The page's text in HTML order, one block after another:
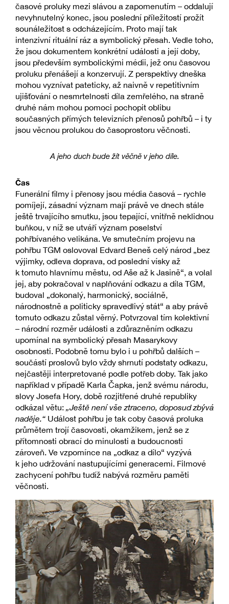
časové proluky mezi slávou a zapomenutím – oddalují
nevyhnutelný konec, jsou poslední příležitostí prožít
sounáležitost s odcházejícím. Proto mají tak
intenzivní rituální ráz a symbolický přesah. Vedle toho,
že jsou dokumentem konkrétní události a její doby,
jsou především symbolickými médii, jež onu časovou
proluku přenášejí a konzervují. Z perspektivy dneška
mohou vyznívat pateticky, až naivně v repetitivním
ujišťování o nesmrtelnosti díla zemřelého, na straně
druhé nám mohou pomoci pochopit oblibu
současných přímých televizních přenosů pohřbů – i ty
jsou věcnou prolukou do časoprostoru věčnosti.
A jeho duch bude žít věčně v jeho díle.
Čas
Funerální filmy i přenosy jsou média časová – rychle
pomíjejí, zásadní význam mají právě ve dnech stále
ještě trvajícího smutku, jsou tepající, vnitřně neklidnou
buňkou, v níž se utváří význam poselství
pohřbívaného velikána. Ve smutečním projevu na
pohřbu TGM oslovoval Edvard Beneš celý národ „bez
výjimky, odleva doprava, od poslední vísky až
k tomuto hlavnímu městu, od Aše až k Jasině“, a volal
jej, aby pokračoval v naplňování odkazu a díla TGM,
budoval „dokonalý, harmonický, sociálně,
národnostně a politicky spravedlivý stát“ a aby právě
tomuto odkazu zůstal věrný. Potvrzoval tím kolektivní
– národní rozměr události a zdůrazněním odkazu
upomínal na symbolický přesah Masarykovy
osobnosti. Podobně tomu bylo i u pohřbů dalších –
součástí proslovů bylo vždy shrnutí podstaty odkazu,
nejčastěji interpretované podle potřeb doby. Tak jako
například v případě Karla Čapka, jenž svému národu,
slovy Josefa Hory, době rozjitřené druhé republiky
odkázal větu: „Ještě není vše ztraceno, doposud zbývá
naděje.“ Událost pohřbu je tak coby časová proluka
průmětem trojí časovosti, okamžikem, jenž se z
přítomnosti obrací do minulosti a budoucnosti
zároveň. Ve vzpomínce na „odkaz a dílo“ vyzývá
k jeho udržování nastupujícími generacemi. Filmové
zachycení pohřbu tudíž nabývá rozměru paměti
věčnosti.